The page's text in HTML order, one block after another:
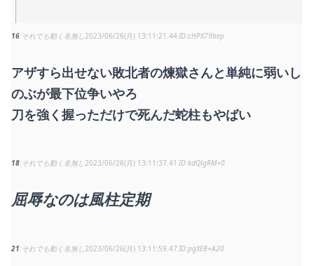
16 それでも動く名無し2023/06/26(月) 13:11:21.44 cHPX79bep
アザすら出せない敗北者の煉獄さんと単純に弱いし
のぶが最下位争いやろ
刀を強く握っただけで死んだ蛇柱もやばい
18 それでも動く名無し2023/06/26(月) 13:11:37.41 kdQlgRM+0
屈辱なのは風柱定期
21 それでも動く名無し2023/06/26(月) 13:11:59.47 pgXE8+A20